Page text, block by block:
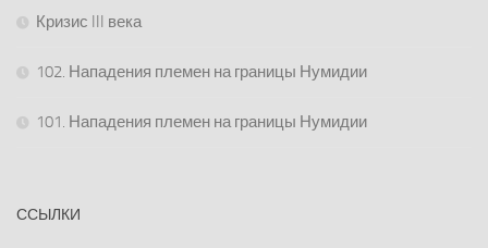
Кризис III века
102. Нападения племен на границы Нумидии
101. Нападения племен на границы Нумидии
ССЫЛКИ